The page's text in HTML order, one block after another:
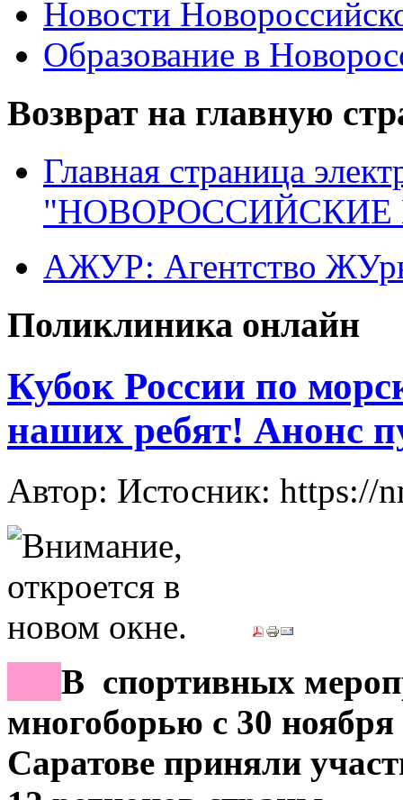
Новости
Образование в
Возврат на главную
Главная страница
"НОВОРОССИЙСКИЕ
АЖУР: Агентство
Поликлиника онлайн
Кубок России по
наших ребят! Анонс
Автор: Истосник: https://
В спортивных
многоборью с 30 ноября
Саратове приняли